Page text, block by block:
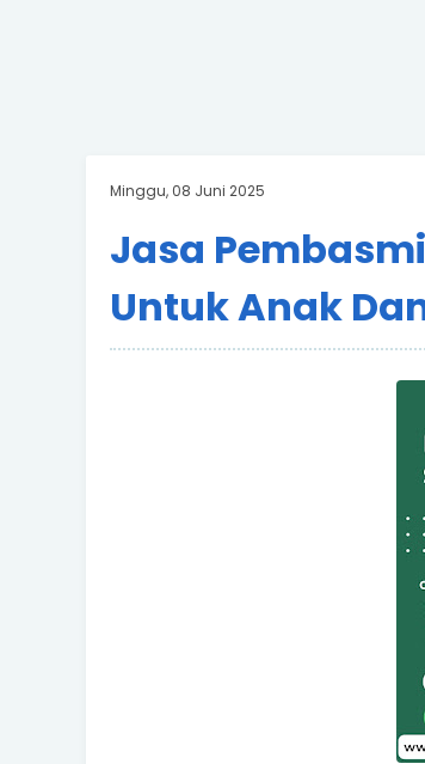
Minggu, 08 Juni 2025
Jasa
Untuk Anak